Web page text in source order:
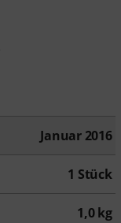
Januar 2016
1 Stück
1,0 kg